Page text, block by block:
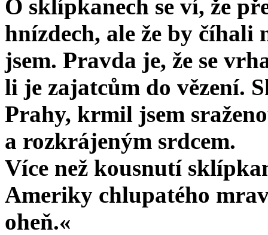
O sklípkanech se ví, že
hnízdech, ale že by číhali
jsem. Pravda je, že se
li je zajatcům do vězení.
Prahy, krmil jsem
a rozkrá­jeným srdcem.
Více než kousnutí
Ameriky chlu­patého
oheň.«